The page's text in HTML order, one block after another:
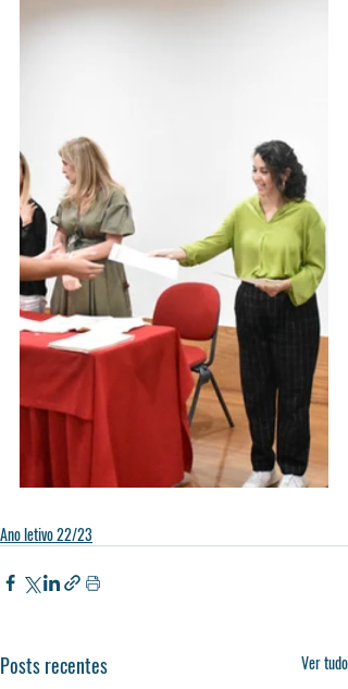
Ano letivo 22/23
Posts recentes Ver tudo